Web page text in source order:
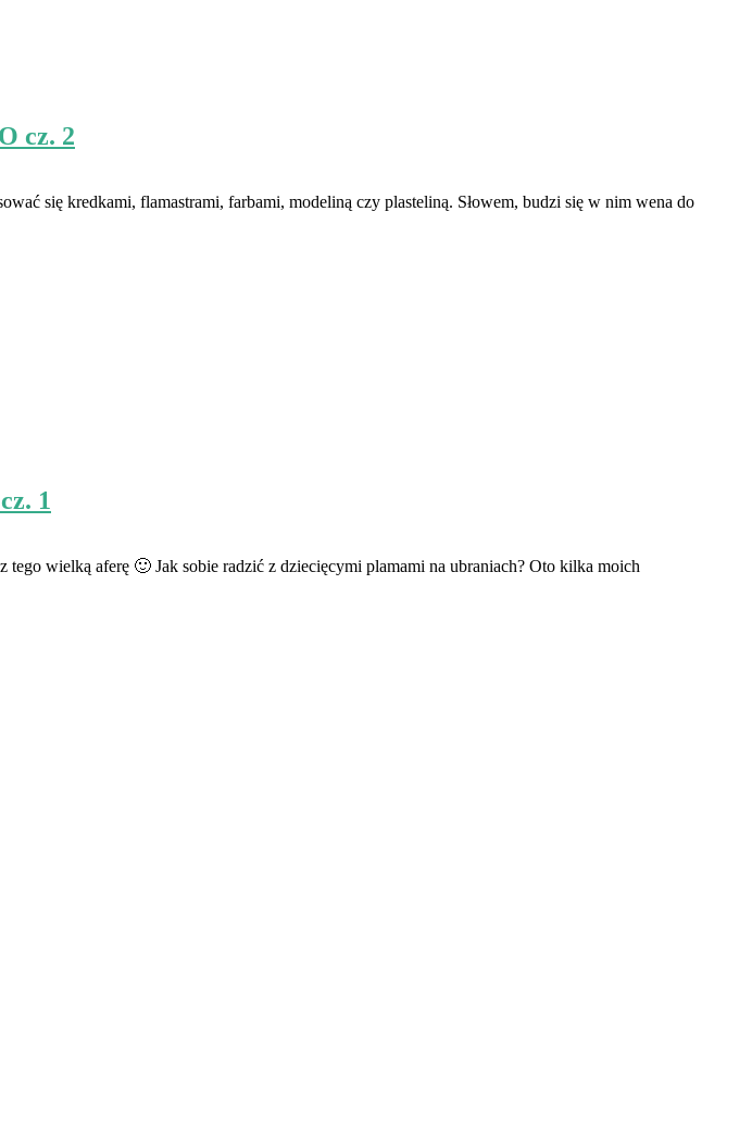
cz. 2
się kredkami, flamastrami, farbami, modeliną czy plasteliną. Słowem, budzi się w nim wena do
1
wielką aferę 🙂 Jak sobie radzić z dziecięcymi plamami na ubraniach? Oto kilka moich